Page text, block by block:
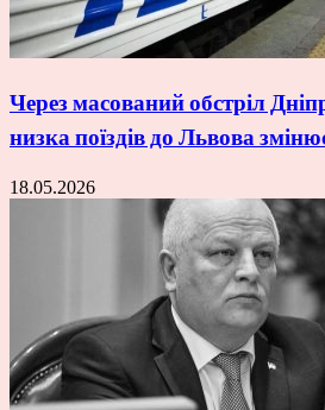
Через масований обстріл
низка поїздів до Львова
18.05.2026